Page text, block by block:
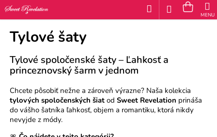
Prejsť
na
Hľadať
Tylové šaty
Tylové spoločenské šaty – Ľahkosť a
princeznovský šarm v jednom
Chcete pôsobiť nežne a zároveň výrazne? Naša kolekcia
tylových spoločenských šiat od Sweet Revelation prináša
do vášho šatníka ľahkosť, objem a romantiku, ktorá nikdy
nevyjde z módy.
K
o
Č
o
p
o
t
r